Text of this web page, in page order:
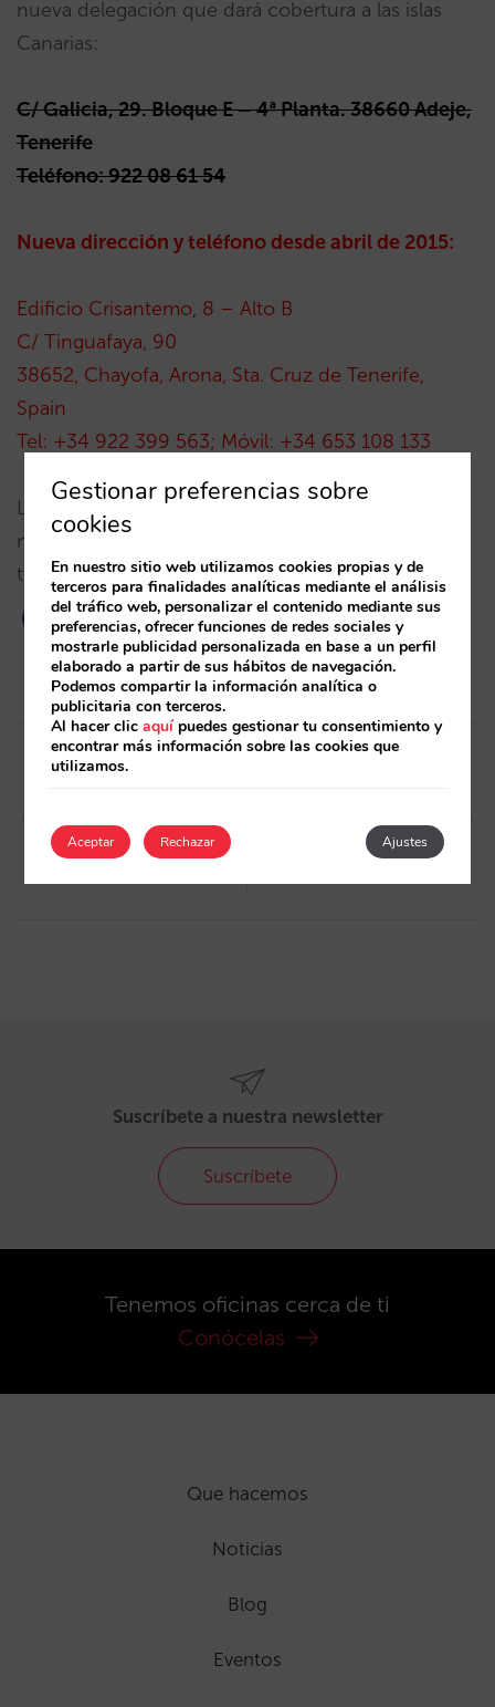
nueva delegación que dará cobertura a las islas
Canarias:
C/ Galicia, 29. Bloque E – 4ª Planta. 38660 Adeje,
Tenerife
Teléfono: 922 08 61 54
Nueva dirección y teléfono desde abril de 2015:
Edificio Crisantemo, 8 – Alto B
C/ Tinguafaya, 90
38652, Chayofa, Arona, Sta. Cruz de Tenerife,
Spain
Tel: +34 922 399 563; Móvil: +34 653 108 133
Los objetivos de esta nueva sede son afianzar
nuestra presencia en la zona así como prestar un
trato más cercano allí.
Post
navigation
Artículo anterior
propias fotos sin
compartirlas
jornada “Cómo aumentar
ventas de tu web para ganar
Suscríbete a nuestra newsletter
Suscríbete
Tenemos oficinas cerca de ti
Conócelas
Que hacemos
Noticias
Blog
Eventos
Gestionar preferencias sobre
cookies
En nuestro sitio web utilizamos cookies propias y de
terceros para finalidades analíticas mediante el análisis
del tráfico web, personalizar el contenido mediante sus
preferencias, ofrecer funciones de redes sociales y
mostrarle publicidad personalizada en base a un perfil
elaborado a partir de sus hábitos de navegación.
Podemos compartir la información analítica o
publicitaria con terceros.
Al hacer clicaquípuedes gestionar tu consentimiento y
encontrar más información sobre las cookies que
utilizamos.
Aceptar Ajustes
Rechazar